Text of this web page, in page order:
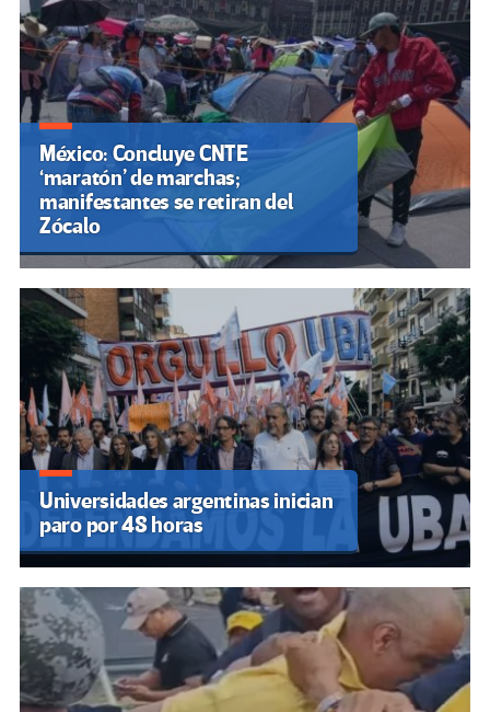
México: Concluye CNTE
‘maratón’ de marchas;
manifestantes se retiran del
Zócalo
Universidades argentinas inician
paro por 48 horas